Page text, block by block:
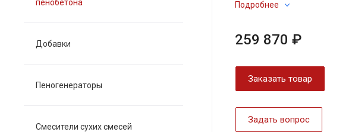
Подробнее
259 870 ₽
Заказать товар
Задать вопрос
пенобетона
Добавки
Пеногенераторы
Смесители сухих смесей